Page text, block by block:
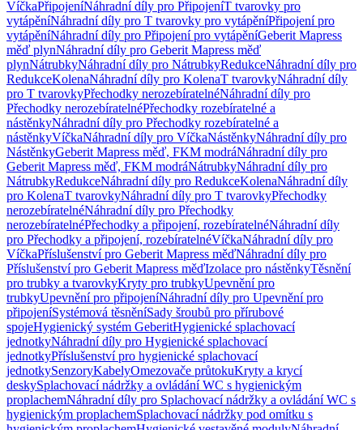
VíčkaPřipojeníNáhradní díly pro PřipojeníT tvarovky pro
vytápěníNáhradní díly pro T tvarovky pro vytápěníPřipojení pro
vytápěníNáhradní díly pro Připojení pro vytápěníGeberit Mapress
měď plynNáhradní díly pro Geberit Mapress měď
plynNátrubkyNáhradní díly pro NátrubkyRedukceNáhradní díly pro
RedukceKolenaNáhradní díly pro KolenaT tvarovkyNáhradní díly
pro T tvarovkyPřechodky nerozebíratelnéNáhradní díly pro
Přechodky nerozebíratelnéPřechodky rozebíratelné a
nástěnkyNáhradní díly pro Přechodky rozebíratelné a
nástěnkyVíčkaNáhradní díly pro VíčkaNástěnkyNáhradní díly pro
NástěnkyGeberit Mapress měď, FKM modráNáhradní díly pro
Geberit Mapress měď, FKM modráNátrubkyNáhradní díly pro
NátrubkyRedukceNáhradní díly pro RedukceKolenaNáhradní díly
pro KolenaT tvarovkyNáhradní díly pro T tvarovkyPřechodky
nerozebíratelnéNáhradní díly pro Přechodky
nerozebíratelnéPřechodky a připojení, rozebíratelnéNáhradní díly
pro Přechodky a připojení, rozebíratelnéVíčkaNáhradní díly pro
VíčkaPříslušenství pro Geberit Mapress měďNáhradní díly pro
Příslušenství pro Geberit Mapress měďIzolace pro nástěnkyTěsnění
pro trubky a tvarovkyKryty pro trubkyUpevnění pro
trubkyUpevnění pro připojeníNáhradní díly pro Upevnění pro
připojeníSystémová těsněníSady šroubů pro přírubové
spojeHygienický systém GeberitHygienické splachovací
jednotkyNáhradní díly pro Hygienické splachovací
jednotkyPříslušenství pro hygienické splachovací
jednotkySenzoryKabelyOmezovače průtokuKryty a krycí
deskySplachovací nádržky a ovládání WC s hygienickým
proplachemNáhradní díly pro Splachovací nádržky a ovládání WC s
hygienickým proplachemSplachovací nádržky pod omítku s